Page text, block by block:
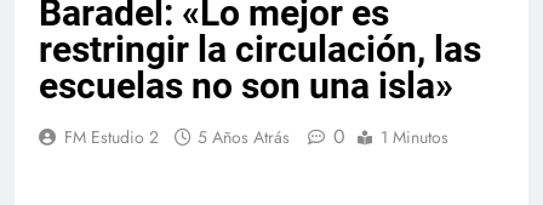
Baradel: «Lo mejor es
restringir la circulación, las
escuelas no son una isla»
FM Estudio 2 5 Años Atrás 0 1 Minutos